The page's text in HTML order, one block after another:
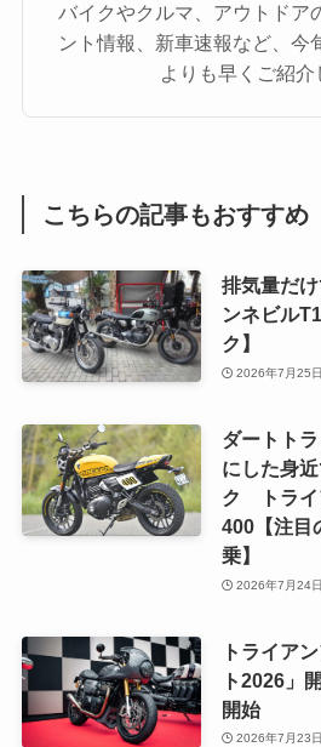
バイクやクルマ、アウトドア
ント情報、新車速報など、今
よりも早くご紹介
こちらの記事もおすすめ
排気量だ
ンネビル
ク】
2026年7月25日
ダートト
にした身
ク トライ
400【注目
乗】
2026年7月24日
トライア
ト2026」
開始
2026年7月23日